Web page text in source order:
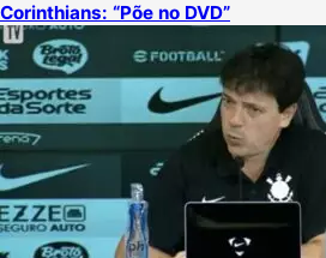
Corinthians: “Põe no DVD”